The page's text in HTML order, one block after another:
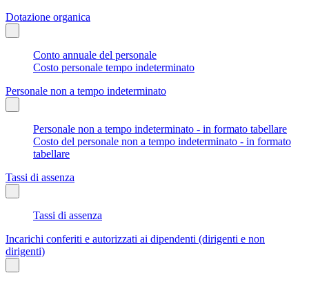
Dotazione organica
Conto annuale del personale
Costo personale tempo indeterminato
Personale non a tempo indeterminato
Personale non a tempo indeterminato - in formato tabellare
Costo del personale non a tempo indeterminato - in formato
tabellare
Tassi di assenza
Tassi di assenza
Incarichi conferiti e autorizzati ai dipendenti (dirigenti e non
dirigenti)